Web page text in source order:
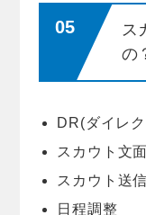
ス
の
DR(ダイレ
スカウト文
スカウト送
日程調整